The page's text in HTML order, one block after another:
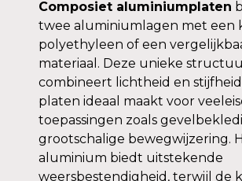
Composiet aluminiumplaten
twee aluminiumlagen met een
polyethyleen of een
materiaal. Deze unieke
combineert lichtheid en
platen ideaal maakt voor
toepassingen zoals
grootschalige bewegwijzering.
aluminium biedt uitstekende
weersbestendigheid, terwijl de